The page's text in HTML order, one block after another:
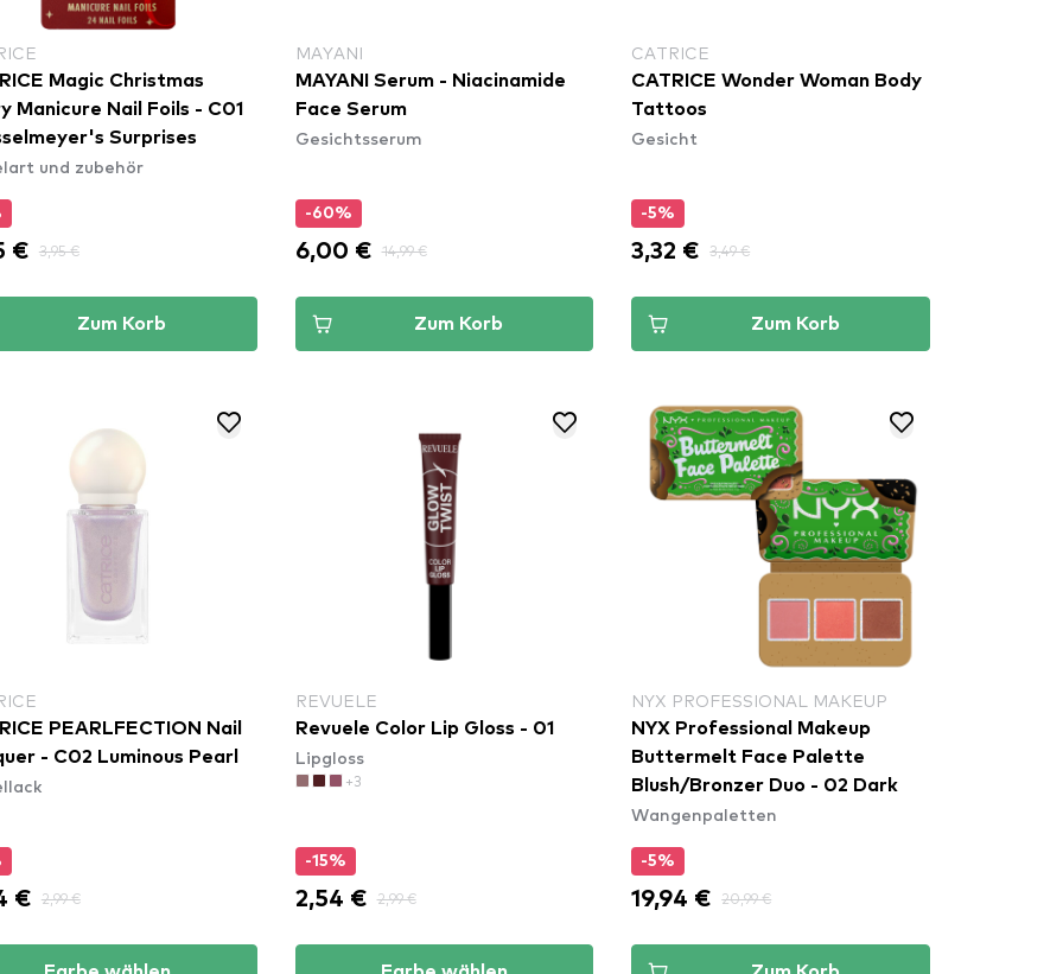
Magic Christmas
Manicure Nail Foils - C01
Surprises
und zubehör
€ 3,95 €
Zum Korb
MAYANI
MAYANI Serum - Niacinamide
Face Serum
Gesichtsserum
-60%
6,00 € 14,99 €
Zum Korb
CATRICE
CATRICE Wonder Woman Body
Tattoos
Gesicht
-5%
3,32 € 3,49 €
Zum Korb
PEARLFECTION Nail
- C02 Luminous Pearl
€ 2,99 €
REVUELE
Revuele Color Lip Gloss - 01
Lipgloss
+3
-15%
2,54 € 2,99 €
NYX PROFESSIONAL MAKEUP
NYX Professional Makeup
Buttermelt Face Palette
Blush/Bronzer Duo - 02 Dark
Wangenpaletten
-5%
19,94 € 20,99 €